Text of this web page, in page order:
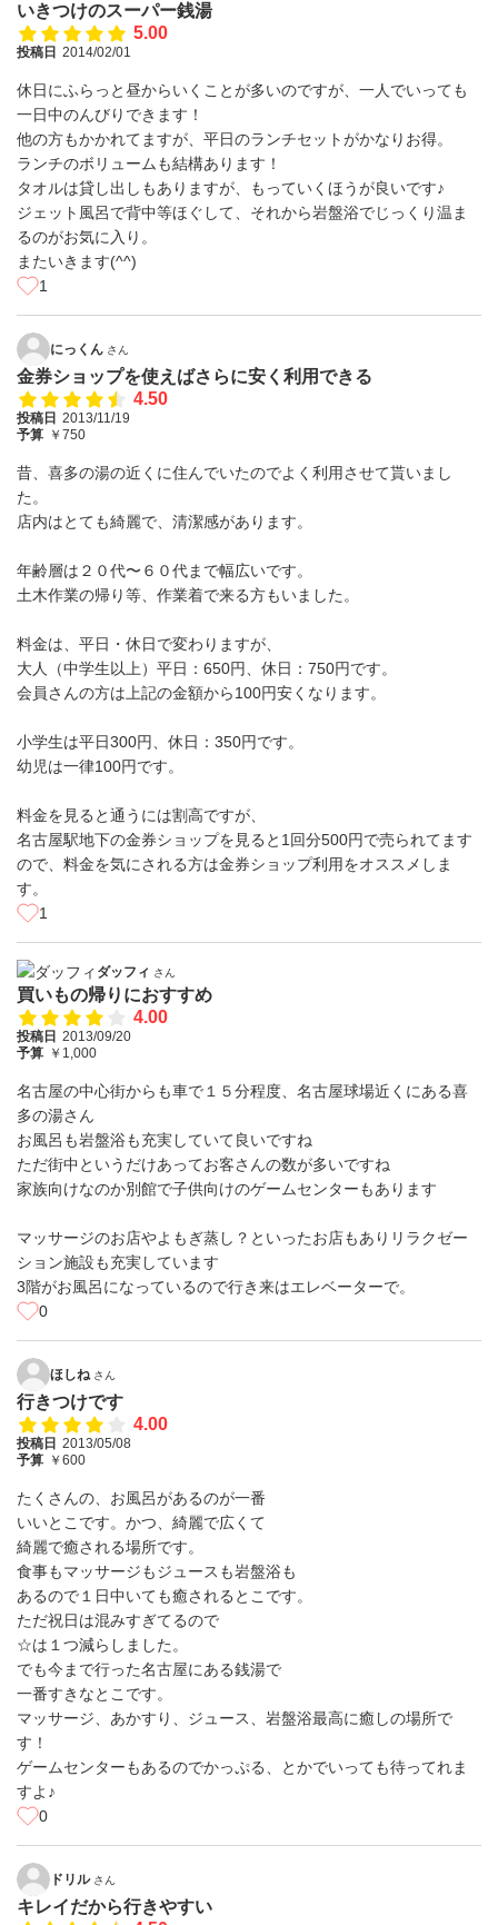
いきつけのスーパー銭湯
5.00
投稿日 2014/02/01
休日にふらっと昼からいくことが多いのですが、一人でいっても
一日中のんびりできます！
他の方もかかれてますが、平日のランチセットがかなりお得。
ランチのボリュームも結構あります！
タオルは貸し出しもありますが、もっていくほうが良いです♪
ジェット風呂で背中等ほぐして、それから岩盤浴でじっくり温ま
るのがお気に入り。
またいきます(^^)
1
にっくん さん
金券ショップを使えばさらに安く利用できる
4.50
投稿日 2013/11/19
予算 ￥750
昔、喜多の湯の近くに住んでいたのでよく利用させて貰いまし
た。
店内はとても綺麗で、清潔感があります。
年齢層は２０代〜６０代まで幅広いです。
土木作業の帰り等、作業着で来る方もいました。
料金は、平日・休日で変わりますが、
大人（中学生以上）平日：650円、休日：750円です。
会員さんの方は上記の金額から100円安くなります。
小学生は平日300円、休日：350円です。
幼児は一律100円です。
料金を見ると通うには割高ですが、
名古屋駅地下の金券ショップを見ると1回分500円で売られてます
ので、料金を気にされる方は金券ショップ利用をオススメしま
す。
1
ダッフィ さん
買いもの帰りにおすすめ
4.00
投稿日 2013/09/20
予算 ￥1,000
名古屋の中心街からも車で１５分程度、名古屋球場近くにある喜
多の湯さん
お風呂も岩盤浴も充実していて良いですね
ただ街中というだけあってお客さんの数が多いですね
家族向けなのか別館で子供向けのゲームセンターもあります
マッサージのお店やよもぎ蒸し？といったお店もありリラクゼー
ション施設も充実しています
3階がお風呂になっているので行き来はエレベーターで。
0
ほしね さん
行きつけです
4.00
投稿日 2013/05/08
予算 ￥600
たくさんの、お風呂があるのが一番
いいとこです。かつ、綺麗で広くて
綺麗で癒される場所です。
食事もマッサージもジュースも岩盤浴も
あるので１日中いても癒されるとこです。
ただ祝日は混みすぎてるので
☆は１つ減らしました。
でも今まで行った名古屋にある銭湯で
一番すきなとこです。
マッサージ、あかすり、ジュース、岩盤浴最高に癒しの場所で
す！
ゲームセンターもあるのでかっぷる、とかでいっても待ってれま
すよ♪
0
ドリル さん
キレイだから行きやすい